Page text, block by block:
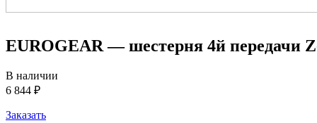
EUROGEAR — шестерня 4й передачи
В наличии
6 844 ₽
Заказать